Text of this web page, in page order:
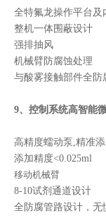
全特氟龙操作平台
整机一体围蔽设计
强排抽风
机械臂防腐蚀处理
与酸雾接触部件全防
9、控制系统高智能
高精度蠕动泵,精准添
添加精度<0.025ml
移动机械臂
8-10试剂通道设计
全防腐管路设计，无